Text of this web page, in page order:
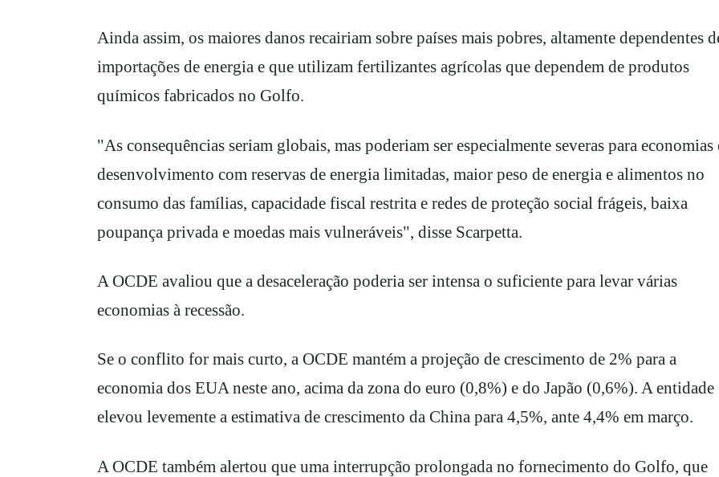
Ainda assim, os maiores danos recairiam sobre países mais pobres, altamente dependentes
importações de energia e que utilizam fertilizantes agrícolas que dependem de produtos
químicos fabricados no Golfo.
"As consequências seriam globais, mas poderiam ser especialmente severas para economias
desenvolvimento com reservas de energia limitadas, maior peso de energia e alimentos no
consumo das famílias, capacidade fiscal restrita e redes de proteção social frágeis, baixa
poupança privada e moedas mais vulneráveis", disse Scarpetta.
A OCDE avaliou que a desaceleração poderia ser intensa o suficiente para levar várias
economias à recessão.
Se o conflito for mais curto, a OCDE mantém a projeção de crescimento de 2% para a
economia dos EUA neste ano, acima da zona do euro (0,8%) e do Japão (0,6%). A entidade
elevou levemente a estimativa de crescimento da China para 4,5%, ante 4,4% em março.
A OCDE também alertou que uma interrupção prolongada no fornecimento do Golfo, que